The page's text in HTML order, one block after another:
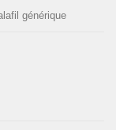
générique